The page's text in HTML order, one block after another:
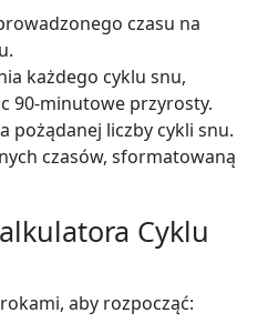
czasu na
każdego cyklu snu,
90-minutowe przyrosty.
pożądanej liczby cykli snu.
czasów, sformatowaną
Cyklu
aby rozpocząć: